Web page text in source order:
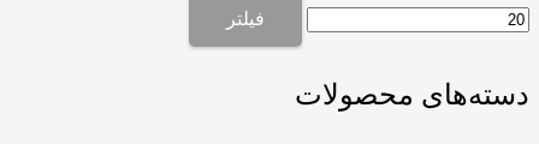
فیلتر
دسته‌های محصولات